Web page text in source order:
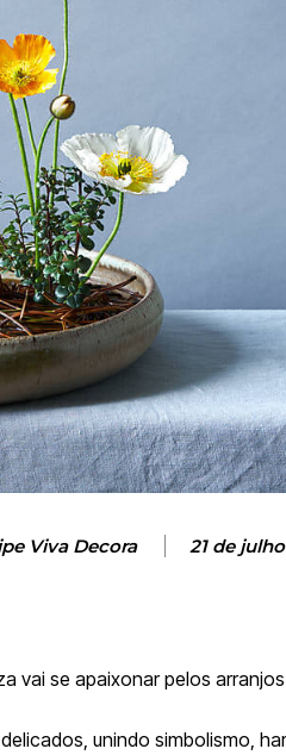
Viva Decora 21 de
vai se apaixonar pelos
unindo simbolismo,